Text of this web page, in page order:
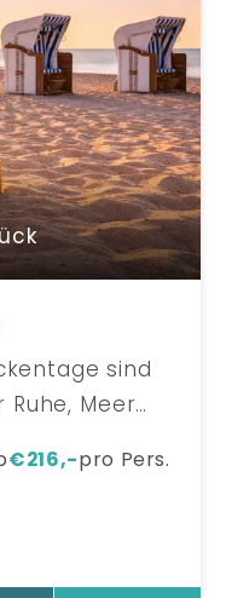
sind
Meer
€216,-pro Pers.